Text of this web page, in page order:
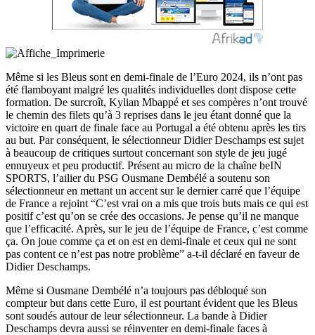
Même si les Bleus sont en demi-finale de l’Euro 2024, ils n’ont pas
été flamboyant malgré les qualités individuelles dont dispose cette
formation. De surcroît, Kylian Mbappé et ses compères n’ont trouvé
le chemin des filets qu’à 3 reprises dans le jeu étant donné que la
victoire en quart de finale face au Portugal a été obtenu après les tirs
au but. Par conséquent, le sélectionneur Didier Deschamps est sujet
à beaucoup de critiques surtout concernant son style de jeu jugé
ennuyeux et peu productif. Présent au micro de la chaîne beIN
SPORTS, l’ailier du PSG Ousmane Dembélé a soutenu son
sélectionneur en mettant un accent sur le dernier carré que l’équipe
de France a rejoint “C’est vrai on a mis que trois buts mais ce qui est
positif c’est qu’on se crée des occasions. Je pense qu’il ne manque
que l’efficacité. Après, sur le jeu de l’équipe de France, c’est comme
ça. On joue comme ça et on est en demi-finale et ceux qui ne sont
pas content ce n’est pas notre problème” a-t-il déclaré en faveur de
Didier Deschamps.
Même si Ousmane Dembélé n’a toujours pas débloqué son
compteur but dans cette Euro, il est pourtant évident que les Bleus
sont soudés autour de leur sélectionneur. La bande à Didier
Deschamps devra aussi se réinventer en demi-finale faces à